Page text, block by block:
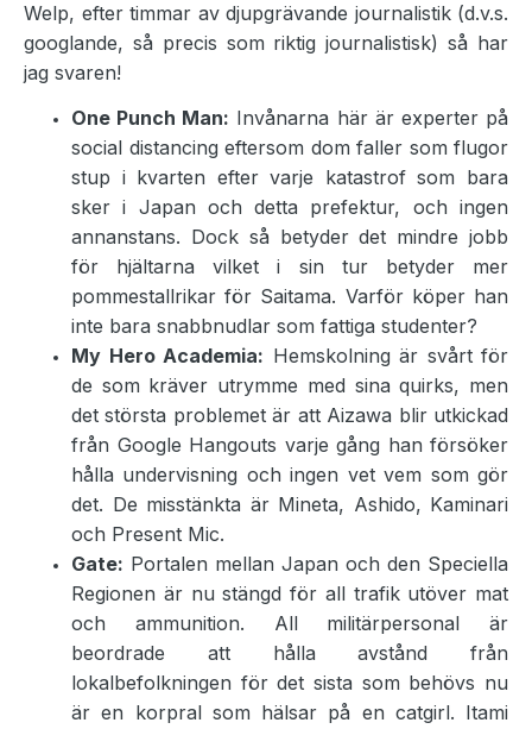
Welp, efter timmar av djupgrävande journalistik (d.v.s.
googlande, så precis som riktig journalistisk) så har
jag svaren!
One Punch Man: Invånarna här är experter på
social distancing eftersom dom faller som flugor
stup i kvarten efter varje katastrof som bara
sker i Japan och detta prefektur, och ingen
annanstans. Dock så betyder det mindre jobb
för hjältarna vilket i sin tur betyder mer
pommestallrikar för Saitama. Varför köper han
inte bara snabbnudlar som fattiga studenter?
My Hero Academia: Hemskolning är svårt för
de som kräver utrymme med sina quirks, men
det största problemet är att Aizawa blir utkickad
från Google Hangouts varje gång han försöker
hålla undervisning och ingen vet vem som gör
det. De misstänkta är Mineta, Ashido, Kaminari
och Present Mic.
Gate: Portalen mellan Japan och den Speciella
Regionen är nu stängd för all trafik utöver mat
och ammunition. All militärpersonal är
beordrade att hålla avstånd från
lokalbefolkningen för det sista som behövs nu
är en korpral som hälsar på en catgirl. Itami